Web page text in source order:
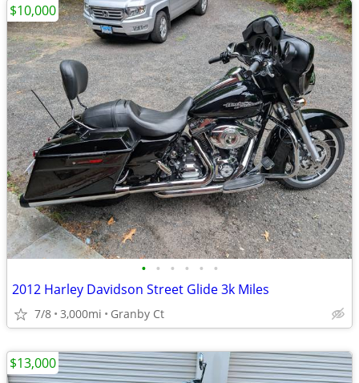
• • • • • •
2012 Harley Davidson Street Glide 3k Miles
7/8 3,000mi Granby Ct
$10,000
$13,000